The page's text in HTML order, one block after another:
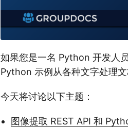
如果您是一名 Python 开发人
Python 示例从各种文字处理
今天将讨论以下主题：
图像提取 REST API 和